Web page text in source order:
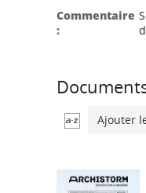
Commentaire
:
Ajouter